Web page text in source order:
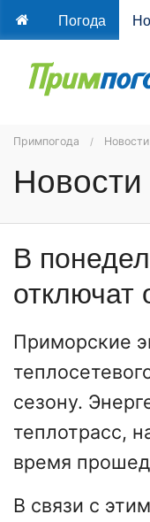
Погода
Примпогода Новости
Новости
В
отключат
Приморские
сезону.
теплотрасс,
время
В связи с